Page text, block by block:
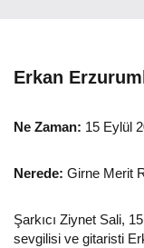
Erkan
Ne Zaman: 15 Eylül
Nerede: Girne Merit
Şarkıcı Ziynet Sali,
sevgilisi ve gitaristi